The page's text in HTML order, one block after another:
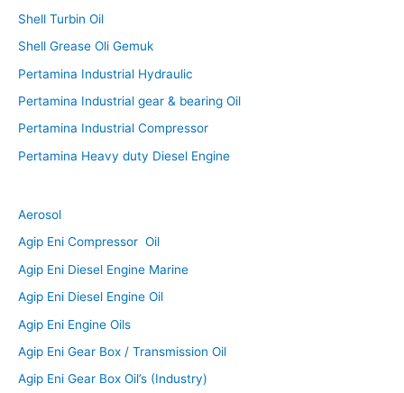
Shell Turbin Oil
Shell Grease Oli Gemuk
Pertamina Industrial Hydraulic
Pertamina Industrial gear & bearing Oil
Pertamina Industrial Compressor
Pertamina Heavy duty Diesel Engine
Aerosol
Agip Eni Compressor Oil
Agip Eni Diesel Engine Marine
Agip Eni Diesel Engine Oil
Agip Eni Engine Oils
Agip Eni Gear Box / Transmission Oil
Agip Eni Gear Box Oil’s (Industry)